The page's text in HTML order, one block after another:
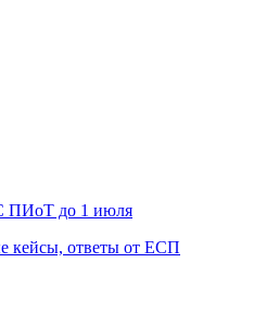
ПИоТ до 1 июля
кейсы, ответы от ЕСП